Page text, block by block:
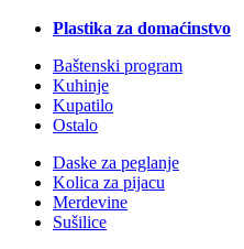
Plastika za domaćinstvo
Baštenski program
Kuhinje
Kupatilo
Ostalo
Daske za peglanje
Kolica za pijacu
Merdevine
Sušilice